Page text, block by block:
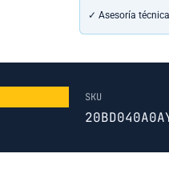
✓ Asesoría
SKU